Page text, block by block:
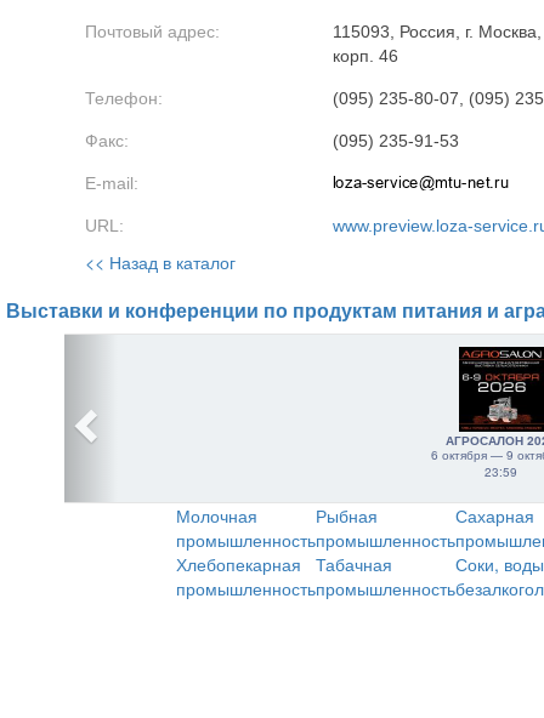
Почтовый адрес:
115093, Россия, г.
корп. 46
Телефон: (095) 235-80-07, (095)
Факс: (095) 235-91-53
E-mail:
URL: www.preview.loza-
<< Назад в каталог
Выставки и конференции по продуктам питания и
АГРОСАЛОН
6 октября — 9
23:59
Молочная
промышленность
Рыбная
промышленность
Сахарная
Хлебопекарная
промышленность
Табачная
промышленность
Соки,